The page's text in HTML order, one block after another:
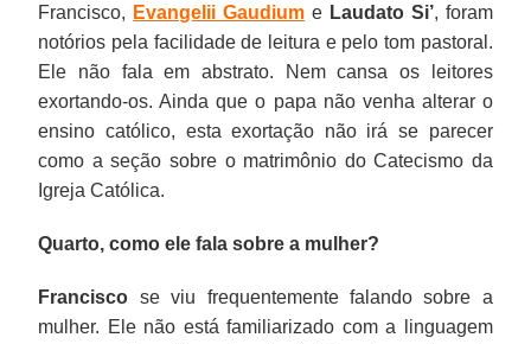
Francisco, Evangelii Gaudium e Laudato Si’, foram
notórios pela facilidade de leitura e pelo tom pastoral.
Ele não fala em abstrato. Nem cansa os leitores
exortando-os. Ainda que o papa não venha alterar o
ensino católico, esta exortação não irá se parecer
como a seção sobre o matrimônio do Catecismo da
Igreja Católica.
Quarto, como ele fala sobre a mulher?
Francisco se viu frequentemente falando sobre a
mulher. Ele não está familiarizado com a linguagem